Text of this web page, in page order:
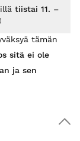
tämän
sitä ei ole
ja sen
tiistai 11. –